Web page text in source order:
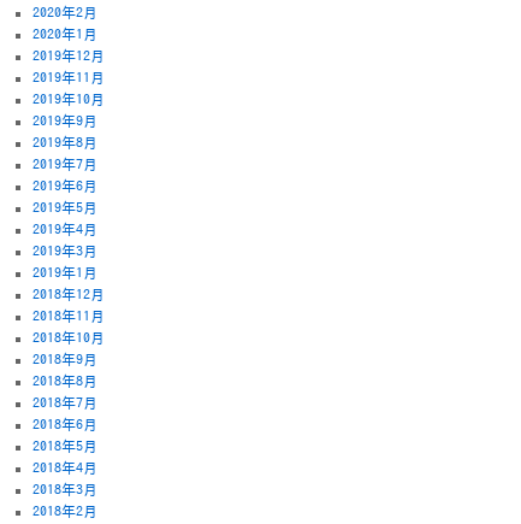
2020年2月
2020年1月
2019年12月
2019年11月
2019年10月
2019年9月
2019年8月
2019年7月
2019年6月
2019年5月
2019年4月
2019年3月
2019年1月
2018年12月
2018年11月
2018年10月
2018年9月
2018年8月
2018年7月
2018年6月
2018年5月
2018年4月
2018年3月
2018年2月